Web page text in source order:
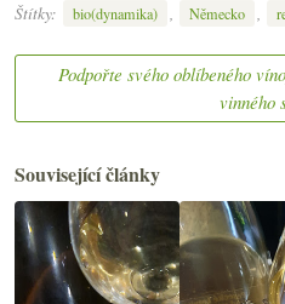
Štítky:
bio(dynamika) , Německo ,
Podpořte svého oblíbeného
vinného
Související články